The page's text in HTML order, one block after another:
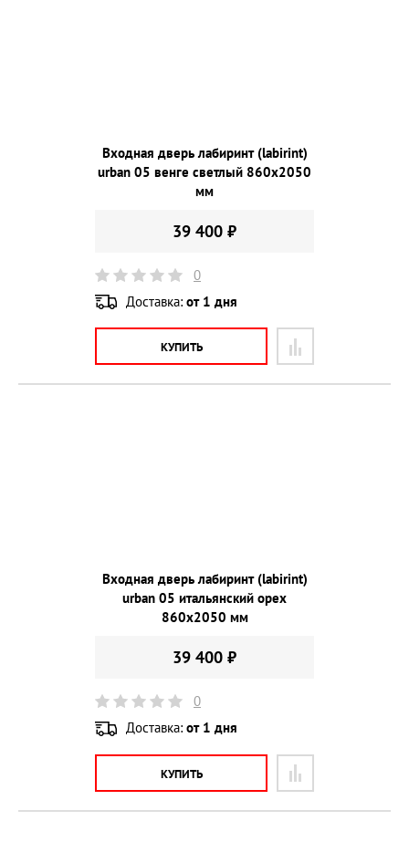
Входная дверь лабиринт (labirint)
urban 05 венге светлый 860х2050
мм
39 400 ₽
0
Доставка: от 1 дня
КУПИТЬ
Входная дверь лабиринт (labirint)
urban 05 итальянский орех
860х2050 мм
39 400 ₽
0
Доставка: от 1 дня
КУПИТЬ